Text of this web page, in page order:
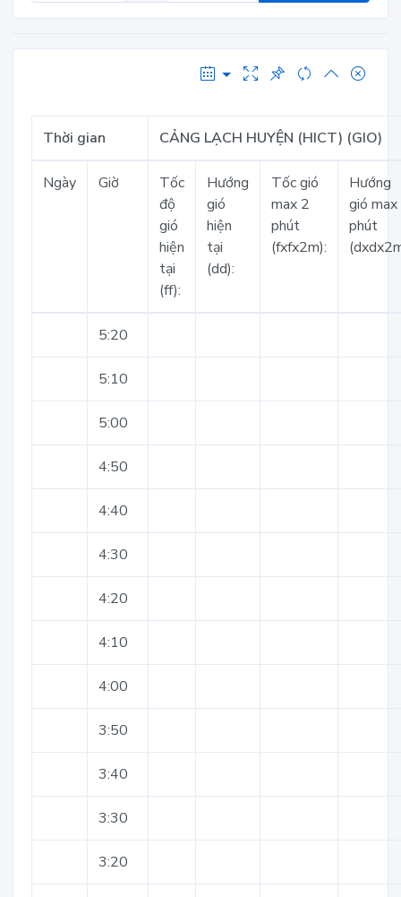
Thời gian CẢNG LẠCH HUYỆN (HICT) (GIO)
Ngày Giờ
Tốc
độ
gió
hiện
tại
(ff):
Hướng
gió
hiện
tại
(dd):
Tốc gió
max 2
phút
(fxfx2m):
Hướng
gió
phút
5:20
5:10
5:00
4:50
4:40
4:30
4:20
4:10
4:00
3:50
3:40
3:30
3:20